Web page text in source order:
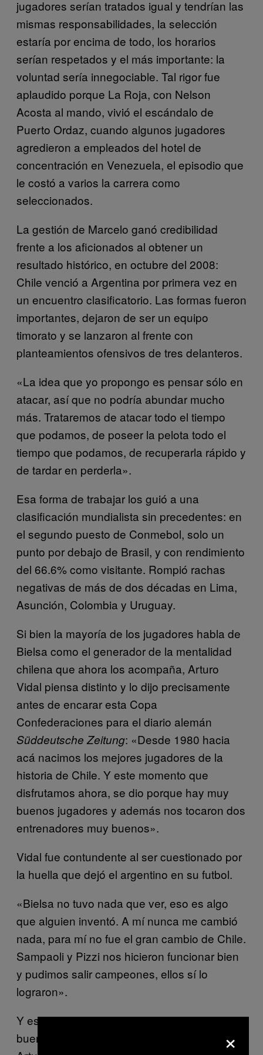
jugadores serían tratados igual y tendrían las
mismas responsabilidades, la selección
estaría por encima de todo, los horarios
serían respetados y el más importante: la
voluntad sería innegociable. Tal rigor fue
aplaudido porque La Roja, con Nelson
Acosta al mando, vivió el escándalo de
Puerto Ordaz, cuando algunos jugadores
agredieron a empleados del hotel de
concentración en Venezuela, el episodio que
le costó a varios la carrera como
seleccionados.
La gestión de Marcelo ganó credibilidad
frente a los aficionados al obtener un
resultado histórico, en octubre del 2008:
Chile venció a Argentina por primera vez en
un encuentro clasificatorio. Las formas fueron
importantes, dejaron de ser un equipo
timorato y se lanzaron al frente con
planteamientos ofensivos de tres delanteros.
«La idea que yo propongo es pensar sólo en
atacar, así que no podría abundar mucho
más. Trataremos de atacar todo el tiempo
que podamos, de poseer la pelota todo el
tiempo que podamos, de recuperarla rápido y
de tardar en perderla».
Esa forma de trabajar los guió a una
clasificación mundialista sin precedentes: en
el segundo puesto de Conmebol, solo un
punto por debajo de Brasil, y con rendimiento
del 66.6% como visitante. Rompió rachas
negativas de más de dos décadas en Lima,
Asunción, Colombia y Uruguay.
Si bien la mayoría de los jugadores habla de
Bielsa como el generador de la mentalidad
chilena que ahora los acompaña, Arturo
Vidal piensa distinto y lo dijo precisamente
antes de encarar esta Copa
Confederaciones para el diario alemán
Süddeutsche Zeitung: «Desde 1980 hacia
acá nacimos los mejores jugadores de la
historia de Chile. Y este momento que
disfrutamos ahora, se dio porque hay muy
buenos jugadores y además nos tocaron dos
entrenadores muy buenos».
Vidal fue contundente al ser cuestionado por
la huella que dejó el argentino en su futbol.
«Bielsa no tuvo nada que ver, eso es algo
que alguien inventó. A mí nunca me cambió
nada, para mí no fue el gran cambio de Chile.
Sampaoli y Pizzi nos hicieron funcionar bien
y pudimos salir campeones, ellos sí lo
lograron».
Y es que su relación con Bielsa distó de ser
buena durante esos tres años de trabajo.
×